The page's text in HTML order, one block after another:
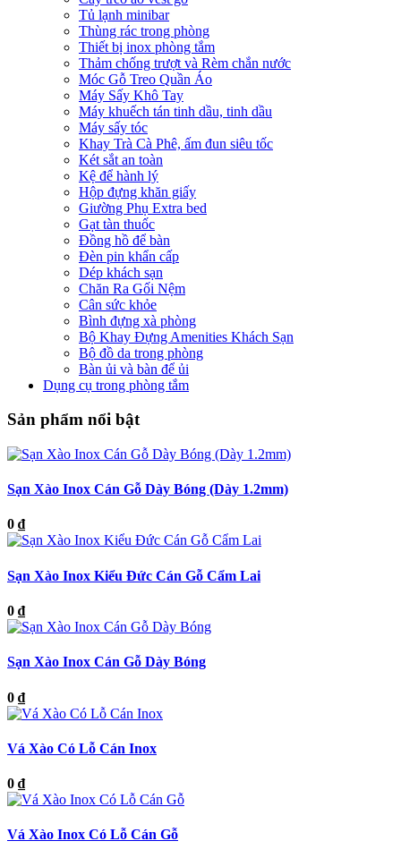
Tủ lạnh minibar
Thùng rác trong phòng
Thiết bị inox phòng tắm
Thảm chống trượt và Rèm chắn nước
Móc Gỗ Treo Quần Áo
Máy Sấy Khô Tay
Máy khuếch tán tinh dầu, tinh dầu
Máy sấy tóc
Khay Trà Cà Phê, ấm đun siêu tốc
Két sắt an toàn
Kệ để hành lý
Hộp đựng khăn giấy
Giường Phụ Extra bed
Gạt tàn thuốc
Đồng hồ để bàn
Đèn pin khẩn cấp
Dép khách sạn
Chăn Ra Gối Nệm
Cân sức khỏe
Bình đựng xà phòng
Bộ Khay Đựng Amenities Khách Sạn
Bộ đồ da trong phòng
Bàn ủi và bàn để ủi
Dụng cụ trong phòng tắm
Sản phẩm nổi bật
Sạn Xào Inox Cán Gỗ Dày Bóng (Dày 1.2mm)
0 ₫
Sạn Xào Inox Kiểu Đức Cán Gỗ Cẩm Lai
0 ₫
Sạn Xào Inox Cán Gỗ Dày Bóng
0 ₫
Vá Xào Có Lỗ Cán Inox
0 ₫
Vá Xào Inox Có Lỗ Cán Gỗ